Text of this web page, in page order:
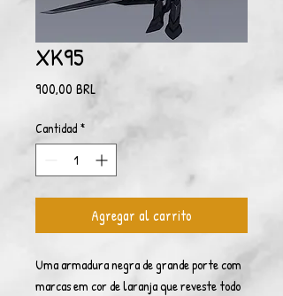
XK95
900,00 BRLPrecio
Cantidad *
Agregar al carrito
Uma armadura negra de grande porte com
marcas em cor de laranja que reveste todo